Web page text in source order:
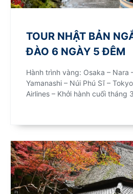
TOUR NHẬT BẢN
ĐÀO 6 NGÀY 5 ĐÊM
Hành trình vàng: Osaka – Nara
Yamanashi – Núi Phú Sĩ –
Airlines – Khởi hành cuối tháng